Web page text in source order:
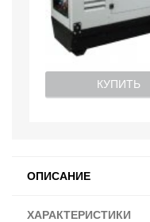
КУПИТЬ
ОПИСАНИЕ
ХАРАКТЕРИСТИКИ